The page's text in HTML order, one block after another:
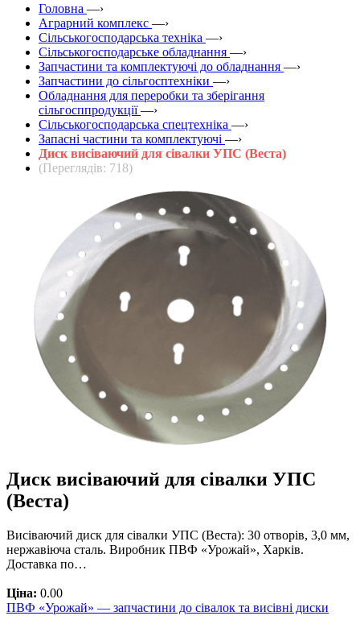
Головна —›
Аграрний комплекс —›
Сільськогосподарська техніка —›
Сільськогосподарське обладнання —›
Запчастини та комплектуючі до обладнання —›
Запчастини до сільгосптехніки —›
Обладнання для переробки та зберігання
сільгосппродукції —›
Сільськогосподарська спецтехніка —›
Запасні частини та комплектуючі —›
Диск висіваючий для сівалки УПС (Веста)
(Переглядів: 718)
Диск висіваючий для сівалки УПС
(Веста)
Висіваючий диск для сівалки УПС (Веста): 30 отворів, 3,0 мм,
нержавіюча сталь. Виробник ПВФ «Урожай», Харків.
Доставка по…
Ціна: 0.00
ПВФ «Урожай» — запчастини до сівалок та висівні диски